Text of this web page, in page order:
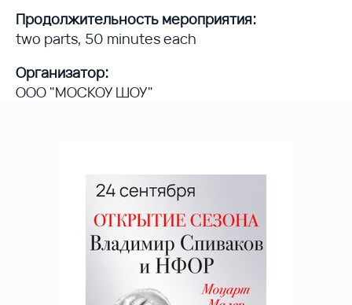
Продолжительность мероприятия:
two parts, 50 minutes each
Организатор:
ООО "МОСКОУ ШОУ"